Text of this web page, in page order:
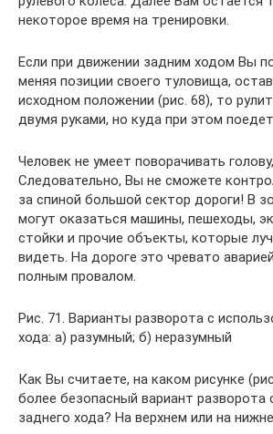
некоторое время на тренировки.
Если при движении задним ходом Вы
меняя позиции своего туловища,
исходном положении (рис. 68), то
двумя руками, но куда при этом
Человек не умеет поворачивать
Следовательно, Вы не сможете
за спиной большой сектор дороги! В
могут оказаться машины, пешеходы,
стойки и прочие объекты, которые
видеть. На дороге это чревато
полным провалом.
Рис. 71. Варианты разворота с
хода: а) разумный; б) неразумный
Как Вы считаете, на каком рисунке
более безопасный вариант разворота
заднего хода? На верхнем или на